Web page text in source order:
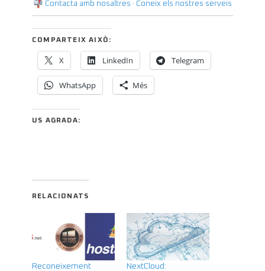
Contacta amb nosaltres · Coneix els nostres serveis
COMPARTEIX AIXÒ:
X LinkedIn Telegram
WhatsApp Més
US AGRADA:
RELACIONATS
Reconeixement
NextCloud: